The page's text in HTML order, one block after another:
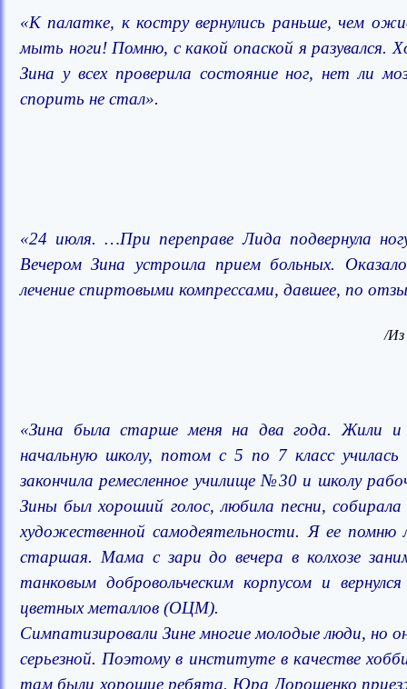
«К палатке, к костру вернулись раньше, чем
мыть ноги! Помню, с какой опаской я разувался.
Зина у всех проверила состояние ног, нет ли
спорить не стал».
«24 июля. …При переправе Лида подвернула
Вечером Зина устроила прием больных.
лечение спиртовыми компрессами, давшее, по
/Из
«Зина была старше меня на два года. Жили и
начальную школу, потом с 5 по 7 класс
закончила ремесленное училище №30 и школу
Зины был хороший голос, любила песни,
художественной самодеятельности. Я ее
старшая. Мама с зари до вечера в колхозе
танковым добровольческим корпусом и
цветных металлов (ОЦМ).
Симпатизировали Зине многие молодые люди, но
серьезной. Поэтому в институте в качестве
там были хорошие ребята. Юра Дорошенко